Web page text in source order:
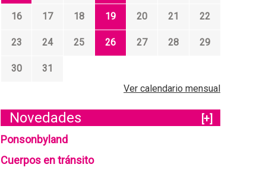
16 17 18 19 20 21 22
23 24 25 26 27 28 29
30
31
Ver calendario mensual
Novedades
[+]
Ponsonbyland
Cuerpos en tránsito